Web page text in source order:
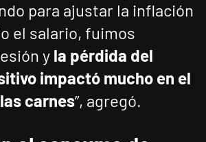
para ajustar la inflación
el salario, fuimos
y la pérdida del
impactó mucho en el
carnes”, agregó.